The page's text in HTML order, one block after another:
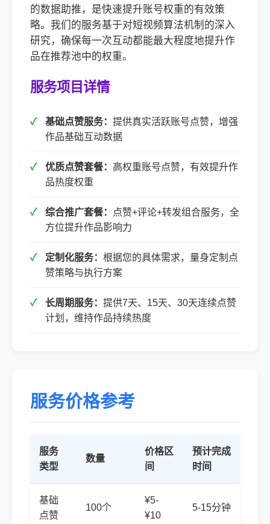
的数据助推，是快速提升账号权重的有效策
略。我们的服务基于对短视频算法机制的深入
研究，确保每一次互动都能最大程度地提升作
品在推荐池中的权重。
服务项目详情
基础点赞服务： 提供真实活跃账号点赞，增强
作品基础互动数据
优质点赞套餐： 高权重账号点赞，有效提升作
品热度权重
综合推广套餐：
点赞+评论+转发组合服务，全
方位提升作品影响力
定制化服务： 根据您的具体需求，量身定制点
赞策略与执行方案
长周期服务： 提供7天、15天、30天连续点赞
计划，维持作品持续热度
服务价格参考
服务
类型
数量
价格区
间
预计完成
时间
基础
点赞
100个
¥5-
¥10
5-15分钟